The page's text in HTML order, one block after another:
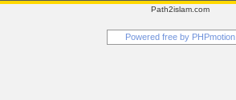
Path2islam.com
Powered free by PHPmotion